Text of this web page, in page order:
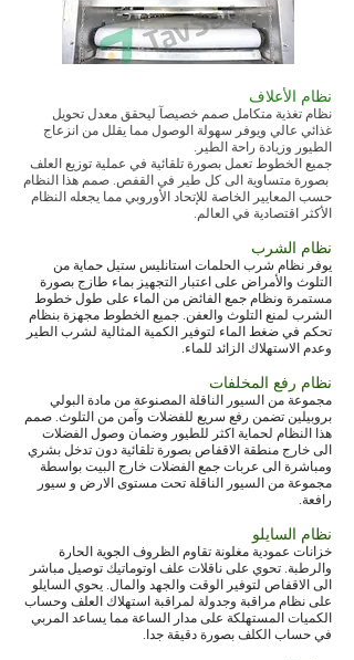
نظام الأعلاف
نظام تغذية متكامل صمم خصيصآ ليحقق معدل تحويل
غذائي عالي ويوفر سهولة الوصول مما يقلل من انزعاج
الطيور وزيادة راحة الطير.
جميع الخطوط تعمل بصورة تلقائية في عملية توزيع العلف
بصورة متساوية الى كل طير في القفص. صمم هذا النظام
حسب المعايير الخاصة للإتحاد الأوروبي مما يجعله النظام
الأكثر اقتصادية في العالم.
نظام الشرب
يوفر نظام شرب الحلمات استانليس ستيل حماية من
التلوث والأمراض على اعتبار التجهيز بماء طازج بصورة
مستمرة ونظام جمع الفائض من الماء على طول خطوط
الشرب لمنع التلوث والعفن. جميع الخطوط مجهزة بنظام
تحكم في ضغط الماء لتوفير الكمية المثالية لشرب الطير
وعدم الاستهلاك الزائد للماء.
نظام رفع المخلفات
مجموعة من السيور الناقلة المصنوعة من مادة البولي
بروبيلين تضمن رفع سريع للفضلات وآمن من التلوث. صمم
هذا النظام لحماية اكثر للطيور وضمان وصول الفضلات
الى خارج منطقة الاقفاص بصورة تلقائية دون تدخل بشري
ومباشرة الى عربات جمع الفضلات خارج البيت بواسطة
مجموعة من السيور الناقلة تحت مستوى الارض و سيور
رافعة.
نظام السايلو
خزانات عمودية مغلونة تقاوم الظروف الجوية الحارة
والرطبة. تحوي على ناقلات علف اوتوماتيك توصيل مباشر
الى الاقفاص لتوفير الوقت والجهد والمال. يحوي السايلو
على نظام مراقبة وجدولة لمراقبة استهلاك العلف وحساب
الكميات المستهلكة على مدار الساعة مما يساعد المربي
في حساب الكلف بصورة دقيقة جدا.